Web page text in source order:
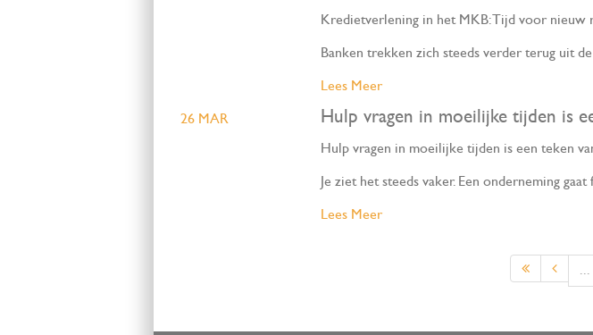
Kredietverlening in het MKB: Tijd voor nieuw
Banken trekken zich steeds verder terug uit
Lees Meer
26 MAR Hulp vragen in moeilijke tijden is
Hulp vragen in moeilijke tijden is een teken
Je ziet het steeds vaker. Een onderneming
Lees Meer
...